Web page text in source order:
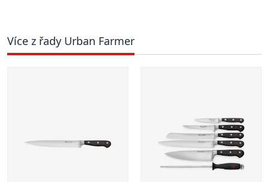
Více z řady Urban Farmer